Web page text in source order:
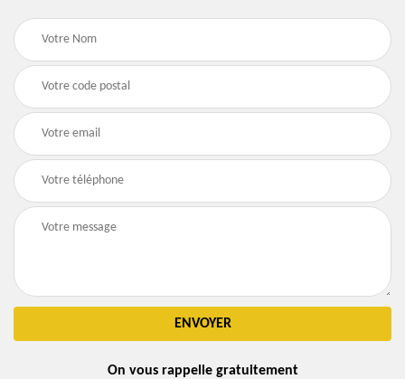
On vous rappelle gratuitement